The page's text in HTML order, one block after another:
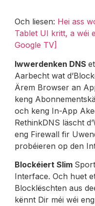
Och liesen: Hei ass
Tablet UI kritt, a wéi
Google TV]
Iwwerdenken DNS
Aarbecht wat
Ärem Browser an
keng
och keng In-App
RethinkDNS läscht
eng Firewall fir
probéieren op den
Blockéiert Slim
Interface. Och huet
Blocklëschten aus
kënnt Dir méi wéi